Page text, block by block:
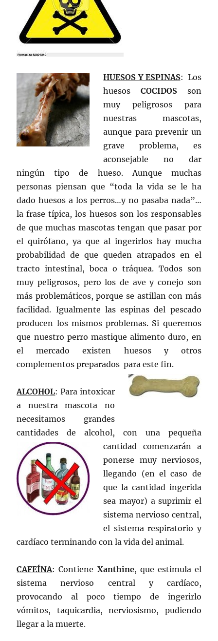
HUESOS Y ESPINAS: Los
huesos COCIDOS son
muy peligrosos para
nuestras mascotas,
aunque para prevenir un
grave problema, es
aconsejable no dar
ningún tipo de hueso. Aunque muchas
personas piensan que “toda la vida se le ha
dado huesos a los perros…y no pasaba nada”…
la frase típica, los huesos son los responsables
de que muchas mascotas tengan que pasar por
el quirófano, ya que al ingerirlos hay mucha
probabilidad de que queden atrapados en el
tracto intestinal, boca o tráquea. Todos son
muy peligrosos, pero los de ave y conejo son
más problemáticos, porque se astillan con más
facilidad. Igualmente las espinas del pescado
producen los mismos problemas. Si queremos
que nuestro perro mastique alimento duro, en
el mercado existen huesos y otros
complementos preparados para este fin.
ALCOHOL: Para intoxicar
a nuestra mascota no
necesitamos grandes
cantidades de alcohol, con una pequeña
cantidad comenzarán a
ponerse muy nerviosos,
llegando (en el caso de
que la cantidad ingerida
sea mayor) a suprimir el
sistema nervioso central,
el sistema respiratorio y
cardíaco terminando con la vida del animal.
CAFEÍNA: Contiene Xanthine, que estimula el
sistema nervioso central y cardíaco,
provocando al poco tiempo de ingerirlo
vómitos, taquicardia, nerviosismo, pudiendo
llegar a la muerte.